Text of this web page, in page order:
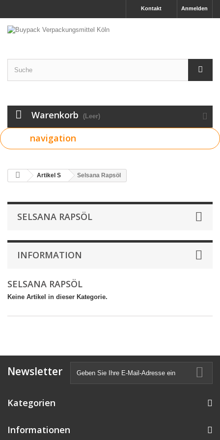
Anmelden
Kontakt
Warenkorb (Leer)
navigation
Artikel S Selsana Rapsöl
SELSANA RAPSÖL
INFORMATION
SELSANA RAPSÖL
Keine Artikel in dieser Kategorie.
Newsletter
Kategorien
Informationen